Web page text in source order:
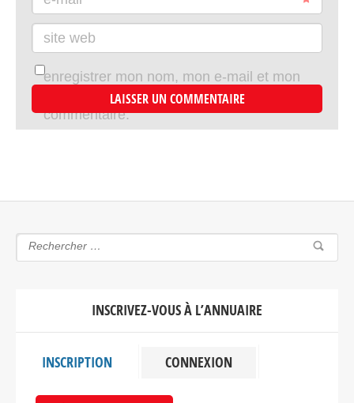
site web
enregistrer mon nom, mon e-mail et mon
site dans le navigateur pour mon prochain
commentaire.
INSCRIVEZ-VOUS À L’ANNUAIRE
INSCRIPTION CONNEXION